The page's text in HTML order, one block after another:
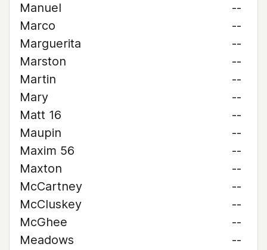
Manuel
--
Marco
--
Marguerita
--
Marston
--
Martin
--
Mary
--
Matt 16
--
Maupin
--
Maxim 56
--
Maxton
--
McCartney
--
McCluskey
--
McGhee
--
Meadows
--